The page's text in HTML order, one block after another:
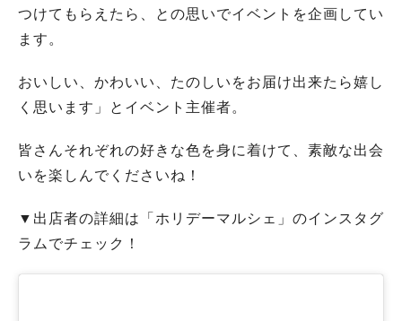
つけてもらえたら、との思いでイベントを企画してい
ます。
おいしい、かわいい、たのしいをお届け出来たら嬉し
く思います」とイベント主催者。
皆さんそれぞれの好きな色を身に着けて、素敵な出会
いを楽しんでくださいね！
▼出店者の詳細は「ホリデーマルシェ」のインスタグ
ラムでチェック！